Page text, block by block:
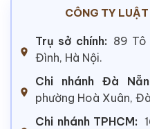
CÔNG TY
Trụ sở chính: 89 Tô
Đình, Hà Nội.
Chi nhánh Đà
phường Hoà Xuân,
Chi nhánh TPHCM: